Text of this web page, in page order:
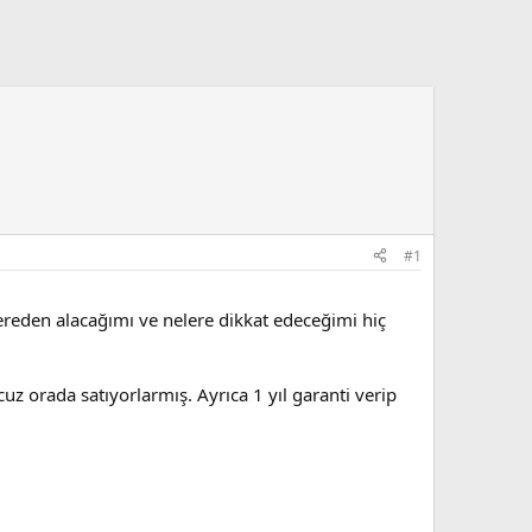
#1
alacağımı ve nelere dikkat edeceğimi hiç
orada satıyorlarmış. Ayrıca 1 yıl garanti verip